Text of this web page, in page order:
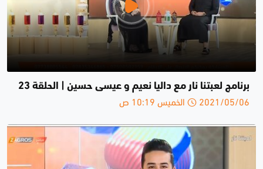
برنامج لعبتنا نار مع داليا نعيم و عيسى حسين | الحلقة 23
2021/05/06 الخميس 10:19 ص